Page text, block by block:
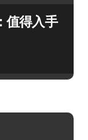
值得入手